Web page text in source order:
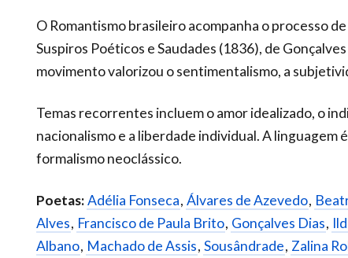
O Romantismo brasileiro acompanha o processo
Suspiros Poéticos e Saudades (1836), de
movimento valorizou o sentimentalismo, a
Temas recorrentes incluem o amor idealizado, o
nacionalismo e a liberdade individual. A linguagem
formalismo neoclássico.
Poetas:Adélia Fonseca, Álvares de Azevedo,
Alves, Francisco de Paula Brito, Gonçalves Dias,
Albano, Machado de Assis, Sousândrade, Zalina